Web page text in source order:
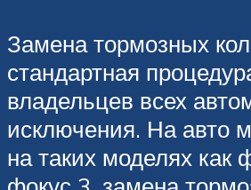
Замена тормозных
стандартная
владельцев всех
исключения. На авто
на таких моделях как